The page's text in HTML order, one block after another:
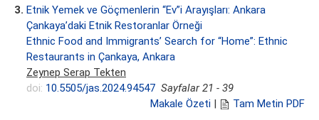
3. Etnik Yemek ve Göçmenlerin “Ev”i Arayışları: Ankara
Çankaya’daki Etnik Restoranlar Örneği
Ethnic Food and Immigrants’ Search for “Home”: Ethnic
Restaurants in Çankaya, Ankara
Zeynep Serap Tekten
doi: 10.5505/jas.2024.94547 Sayfalar 21 - 39
Makale Özeti | Tam Metin PDF